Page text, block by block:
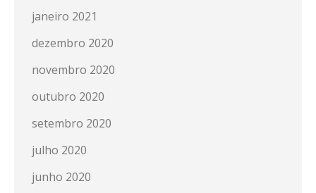
janeiro 2021
dezembro 2020
novembro 2020
outubro 2020
setembro 2020
julho 2020
junho 2020